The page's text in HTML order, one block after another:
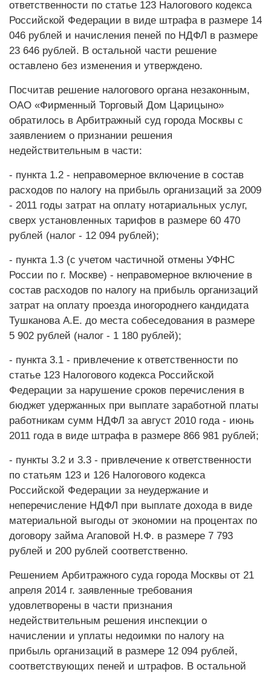
ответственности по статье 123 Налогового кодекса
Российской Федерации в виде штрафа в размере 14
046 рублей и начисления пеней по НДФЛ в размере
23 646 рублей. В остальной части решение
оставлено без изменения и утверждено.
Посчитав решение налогового органа незаконным,
ОАО «Фирменный Торговый Дом Царицыно»
обратилось в Арбитражный суд города Москвы с
заявлением о признании решения
недействительным в части:
- пункта 1.2 - неправомерное включение в состав
расходов по налогу на прибыль организаций за 2009
- 2011 годы затрат на оплату нотариальных услуг,
сверх установленных тарифов в размере 60 470
рублей (налог - 12 094 рублей);
- пункта 1.3 (с учетом частичной отмены УФНС
России по г. Москве) - неправомерное включение в
состав расходов по налогу на прибыль организаций
затрат на оплату проезда иногороднего кандидата
Тушканова А.Е. до места собеседования в размере
5 902 рублей (налог - 1 180 рублей);
- пункта 3.1 - привлечение к ответственности по
статье 123 Налогового кодекса Российской
Федерации за нарушение сроков перечисления в
бюджет удержанных при выплате заработной платы
работникам сумм НДФЛ за август 2010 года - июнь
2011 года в виде штрафа в размере 866 981 рублей;
- пункты 3.2 и 3.3 - привлечение к ответственности
по статьям 123 и 126 Налогового кодекса
Российской Федерации за неудержание и
неперечисление НДФЛ при выплате дохода в виде
материальной выгоды от экономии на процентах по
договору займа Агаповой Н.Ф. в размере 7 793
рублей и 200 рублей соответственно.
Решением Арбитражного суда города Москвы от 21
апреля 2014 г. заявленные требования
удовлетворены в части признания
недействительным решения инспекции о
начислении и уплаты недоимки по налогу на
прибыль организаций в размере 12 094 рублей,
соответствующих пеней и штрафов. В остальной